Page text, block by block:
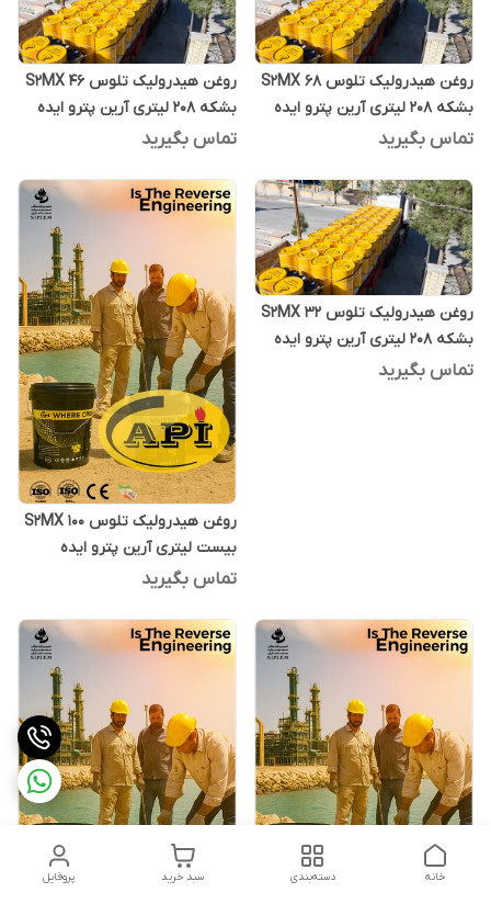
روغن هیدرولیک تلوس S2MX 68
بشکه 208 لیتری آرین پترو ایده
تماس بگیرید
روغن هیدرولیک تلوس S2MX 46
بشکه 208 لیتری آرین پترو ایده
تماس بگیرید
روغن هیدرولیک تلوس S2MX 32
بشکه 208 لیتری آرین پترو ایده
تماس بگیرید
روغن هیدرولیک تلوس S2MX 100
بیست لیتری آرین پترو ایده
تماس بگیرید
پروفایل سبد خرید دسته‌بندی خانه